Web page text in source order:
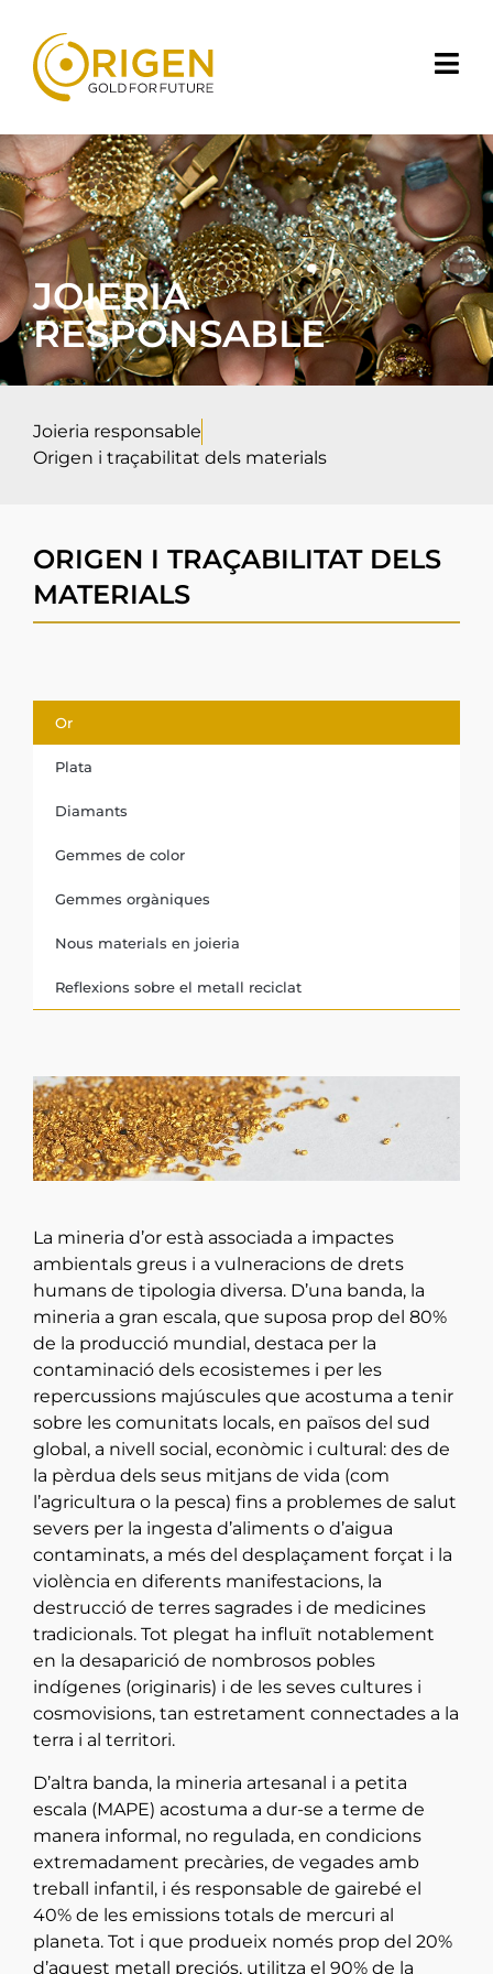
JOIERIA
RESPONSABLE
Joieria responsable
Origen i traçabilitat dels materials
ORIGEN I TRAÇABILITAT DELS
MATERIALS
Or
Plata
Diamants
Gemmes de color
Gemmes orgàniques
Nous materials en joieria
Reflexions sobre el metall reciclat
La mineria d’or està associada a impactes
ambientals greus i a vulneracions de drets
humans de tipologia diversa. D’una banda, la
mineria a gran escala, que suposa prop del 80%
de la producció mundial, destaca per la
contaminació dels ecosistemes i per les
repercussions majúscules que acostuma a tenir
sobre les comunitats locals, en països del sud
global, a nivell social, econòmic i cultural: des de
la pèrdua dels seus mitjans de vida (com
l’agricultura o la pesca) fins a problemes de salut
severs per la ingesta d’aliments o d’aigua
contaminats, a més del desplaçament forçat i la
violència en diferents manifestacions, la
destrucció de terres sagrades i de medicines
tradicionals. Tot plegat ha influït notablement
en la desaparició de nombrosos pobles
indígenes (originaris) i de les seves cultures i
cosmovisions, tan estretament connectades a la
terra i al territori.
D’altra banda, la mineria artesanal i a petita
escala (MAPE) acostuma a dur-se a terme de
manera informal, no regulada, en condicions
extremadament precàries, de vegades amb
treball infantil, i és responsable de gairebé el
40% de les emissions totals de mercuri al
planeta. Tot i que produeix només prop del 20%
d’aquest metall preciós, utilitza el 90% de la